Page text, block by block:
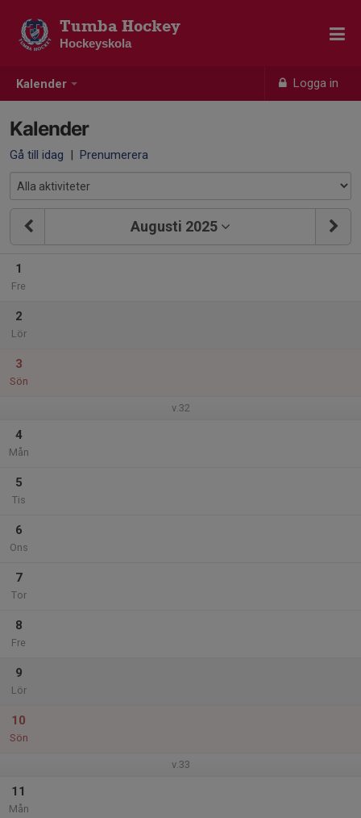
Kalender Logga in
Tumba Hockey
Hockeyskola
Kalender
Gå till idag | Prenumerera
Augusti 2025
1
Fre
2
Lör
3
Sön
v.32
4
Mån
5
Tis
6
Ons
7
Tor
8
Fre
9
Lör
10
Sön
v.33
11
Mån